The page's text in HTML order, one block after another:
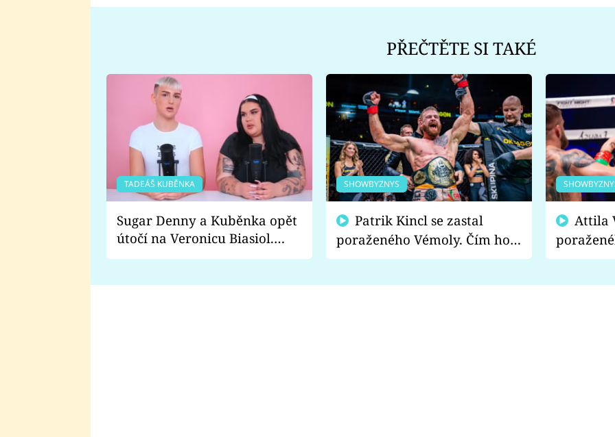
PŘEČTĚTE SI TAKÉ
TADEÁŠ KUBĚNKA
Sugar Denny a Kuběnka opět
útočí na Veronicu Biasiol.
Proč je podle nich falešná a
SHOWBYZNYS
poraženého Vémoly. Čím ho
fanoušci naštvali?
chce